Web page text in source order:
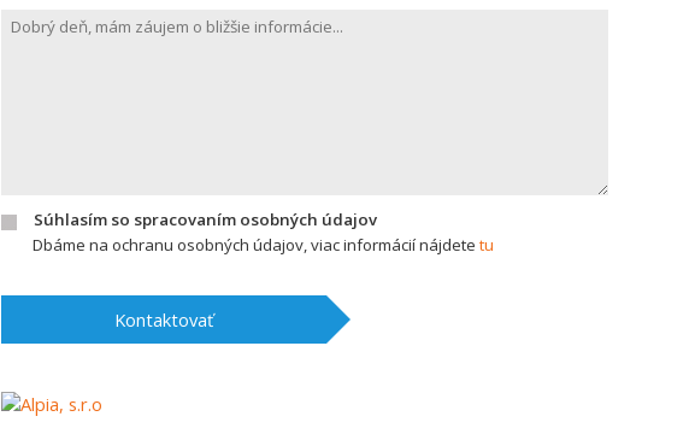
Súhlasím so spracovaním osobných údajov
Dbáme na ochranu osobných údajov, viac informácií nájdete tu
Kontaktovať